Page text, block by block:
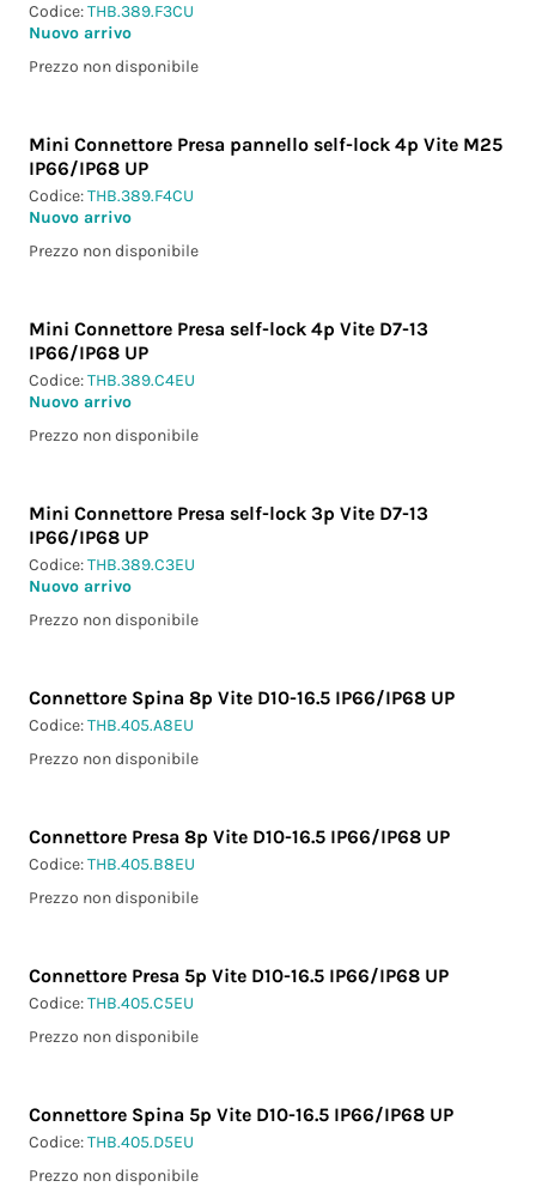
Codice:THB.389.F3CU
Nuovo arrivo
Prezzo non disponibile
Mini Connettore Presa pannello self-lock 4p Vite M25
IP66/IP68 UP
Codice:THB.389.F4CU
Nuovo arrivo
Prezzo non disponibile
Mini Connettore Presa self-lock 4p Vite D7-13
IP66/IP68 UP
Codice:THB.389.C4EU
Nuovo arrivo
Prezzo non disponibile
Mini Connettore Presa self-lock 3p Vite D7-13
IP66/IP68 UP
Codice:THB.389.C3EU
Nuovo arrivo
Prezzo non disponibile
Connettore Spina 8p Vite D10-16.5 IP66/IP68 UP
Codice:THB.405.A8EU
Prezzo non disponibile
Connettore Presa 8p Vite D10-16.5 IP66/IP68 UP
Codice:THB.405.B8EU
Prezzo non disponibile
Connettore Presa 5p Vite D10-16.5 IP66/IP68 UP
Codice:THB.405.C5EU
Prezzo non disponibile
Connettore Spina 5p Vite D10-16.5 IP66/IP68 UP
Codice:THB.405.D5EU
Prezzo non disponibile